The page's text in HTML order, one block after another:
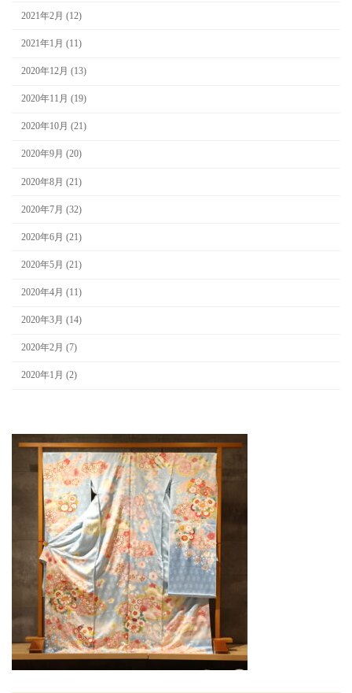
2021年2月 (12)
2021年1月 (11)
2020年12月 (13)
2020年11月 (19)
2020年10月 (21)
2020年9月 (20)
2020年8月 (21)
2020年7月 (32)
2020年6月 (21)
2020年5月 (21)
2020年4月 (11)
2020年3月 (14)
2020年2月 (7)
2020年1月 (2)